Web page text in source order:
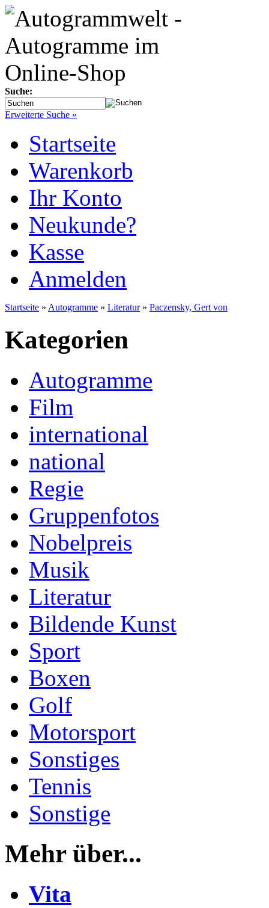
Suche:
Erweiterte Suche »
Startseite
Warenkorb
Ihr Konto
Neukunde?
Kasse
Anmelden
Startseite » Autogramme » Literatur» Paczensky, Gert von
Kategorien
Autogramme
Film
international
national
Regie
Gruppenfotos
Nobelpreis
Musik
Literatur
Bildende Kunst
Sport
Boxen
Golf
Motorsport
Sonstiges
Tennis
Sonstige
Mehr über...
Vita